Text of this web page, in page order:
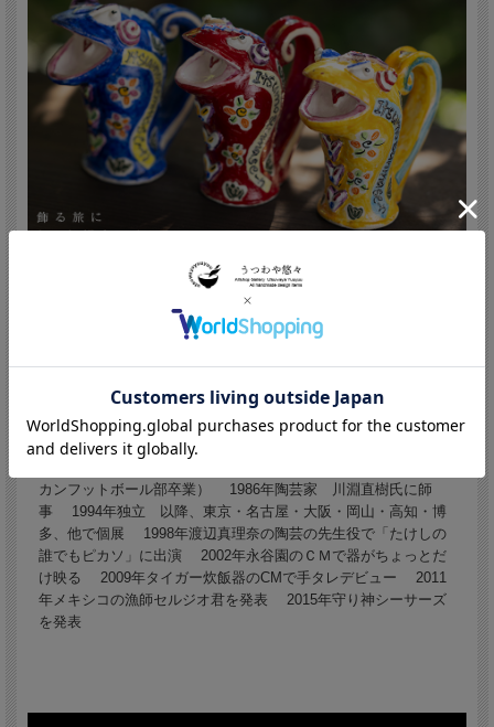
吉岡萬理/Bannri Yoshioka (Japan,Nara
カンフットボール部卒業） 1986年陶芸家 川淵直樹氏に師
事 1994年独立 以降、東京・名古屋・大阪・岡山・高知・博
多、他で個展 1998年渡辺真理奈の陶芸の先生役で「たけしの
誰でもピカソ」に出演 2002年永谷園のＣＭで器がちょっとだ
け映る 2009年タイガー炊飯器のCMで手タレデビュー 2011
年メキシコの漁師セルジオ君を発表 2015年守り神シーサーズ
を発表